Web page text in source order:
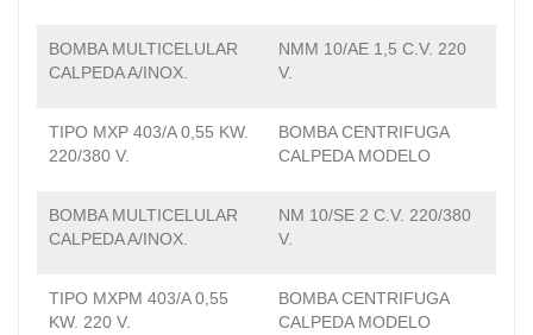
BOMBA MULTICELULAR
CALPEDA A/INOX.
NMM 10/AE 1,5 C.V. 220
V.
TIPO MXP 403/A 0,55 KW.
220/380 V.
BOMBA CENTRIFUGA
CALPEDA MODELO
BOMBA MULTICELULAR
CALPEDA A/INOX.
NM 10/SE 2 C.V. 220/380
V.
TIPO MXPM 403/A 0,55
KW. 220 V.
BOMBA CENTRIFUGA
CALPEDA MODELO